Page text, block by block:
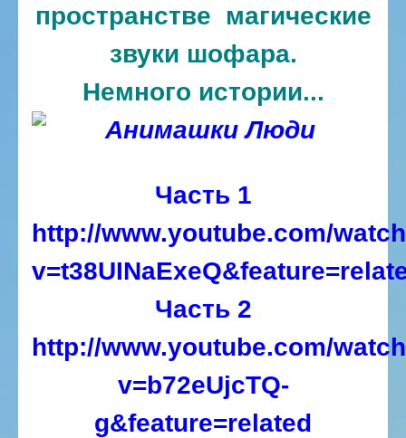
пространстве магические
звуки шофара.
Немного истории...
Часть 1
http://www.youtube.com/
Часть 2
http://www.youtube.com/
v=b72eUjcTQ-
g&feature=related